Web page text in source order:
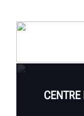
CENTRE